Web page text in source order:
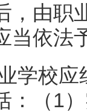
，由职
当依
校应
：（1